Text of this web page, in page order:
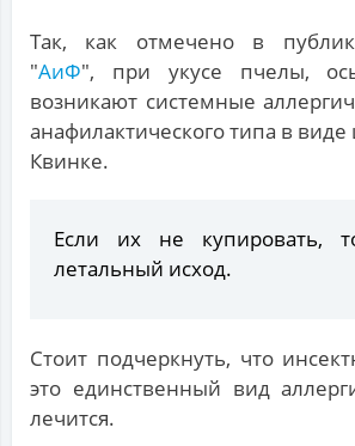
Так, как отмечено в
"АиФ", при укусе пчелы,
возникают системные
анафилактического типа в
Квинке.
Если их не купировать,
летальный исход.
Стоит подчеркнуть, что
это единственный вид
лечится.